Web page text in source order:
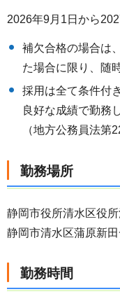
2026年9月1日から
補欠合格の場合は
た場合に限り、随
採用は全て条件付
良好な成績で勤務
（地方公務員法第
勤務場所
静岡市役所清水区役
静岡市清水区蒲原新
勤務時間